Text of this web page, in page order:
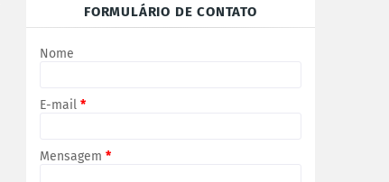
FORMULÁRIO DE CONTATO
Nome
E-mail *
Mensagem *